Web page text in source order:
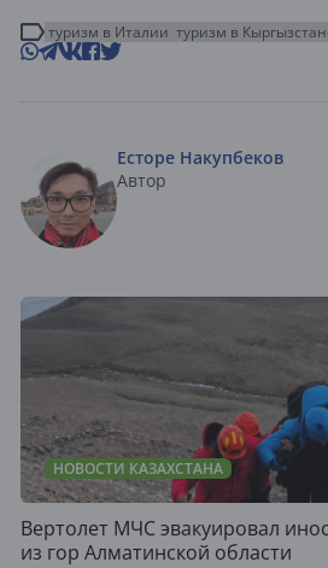
туризм в Италии туризм в
Есторе Накупбеков
Автор
НОВОСТИ КАЗАХСТАНА
Вертолет МЧС эвакуировал
из гор Алматинской области